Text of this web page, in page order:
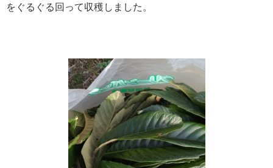
をぐるぐる回って収穫しました。